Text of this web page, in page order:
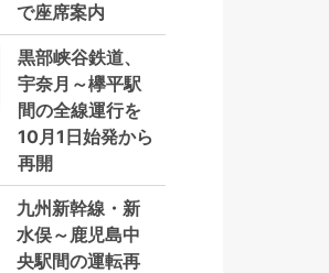
で座席案内
黒部峡谷鉄道、
宇奈月～欅平駅
間の全線運行を
10月1日始発から
再開
九州新幹線・新
水俣～鹿児島中
央駅間の運転再